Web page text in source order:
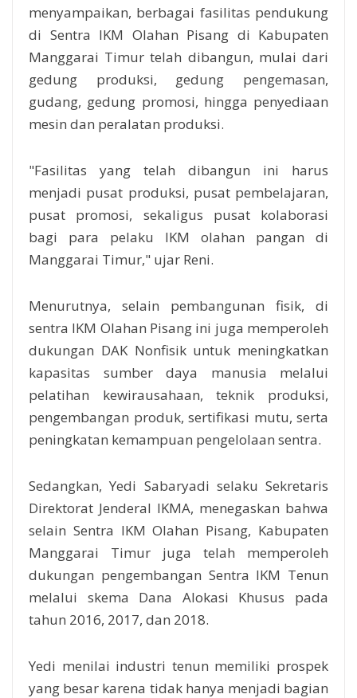
menyampaikan, berbagai fasilitas pendukung
di Sentra IKM Olahan Pisang di Kabupaten
Manggarai Timur telah dibangun, mulai dari
gedung produksi, gedung pengemasan,
gudang, gedung promosi, hingga penyediaan
mesin dan peralatan produksi.
"Fasilitas yang telah dibangun ini harus
menjadi pusat produksi, pusat pembelajaran,
pusat promosi, sekaligus pusat kolaborasi
bagi para pelaku IKM olahan pangan di
Manggarai Timur," ujar Reni.
Menurutnya, selain pembangunan fisik, di
sentra IKM Olahan Pisang ini juga memperoleh
dukungan DAK Nonfisik untuk meningkatkan
kapasitas sumber daya manusia melalui
pelatihan kewirausahaan, teknik produksi,
pengembangan produk, sertifikasi mutu, serta
peningkatan kemampuan pengelolaan sentra.
Sedangkan, Yedi Sabaryadi selaku Sekretaris
Direktorat Jenderal IKMA, menegaskan bahwa
selain Sentra IKM Olahan Pisang, Kabupaten
Manggarai Timur juga telah memperoleh
dukungan pengembangan Sentra IKM Tenun
melalui skema Dana Alokasi Khusus pada
tahun 2016, 2017, dan 2018.
Yedi menilai industri tenun memiliki prospek
yang besar karena tidak hanya menjadi bagian